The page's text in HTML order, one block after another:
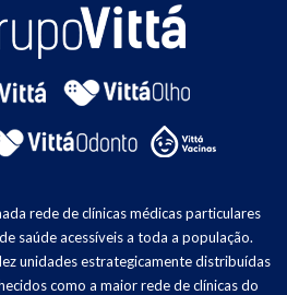
rede de clínicas médicas particulares
saúde acessíveis a toda a população.
unidades estrategicamente distribuídas
como a maior rede de clínicas do